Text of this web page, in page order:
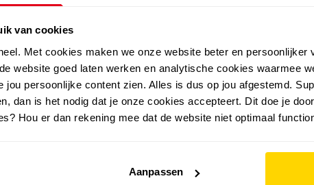
van cookies
Met cookies maken we onze website beter en persoonlijker
website goed laten werken en analytische cookies waarmee
jou persoonlijke content zien. Alles is dus op jou afgestemd.
dan is het nodig dat je onze cookies accepteert. Dit doe je
Hou er dan rekening mee dat de website niet optimaal
Aanpassen